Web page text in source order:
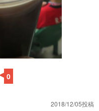
0
2018/12/05投稿